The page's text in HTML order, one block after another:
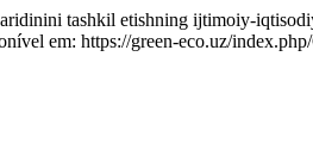
tashkil etishning ijtimoiy-
em: https://green-eco.uz/